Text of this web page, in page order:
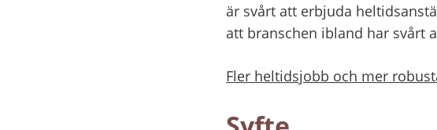
är svårt att erbjuda
att branschen ibland har svårt
Fler heltidsjobb och mer